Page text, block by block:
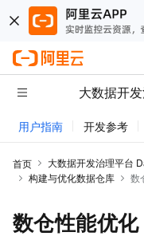
大数据开
用户指南 开发参考
首页 大数据开发治理平台
构建与优化数据仓库
数
数仓性能优化